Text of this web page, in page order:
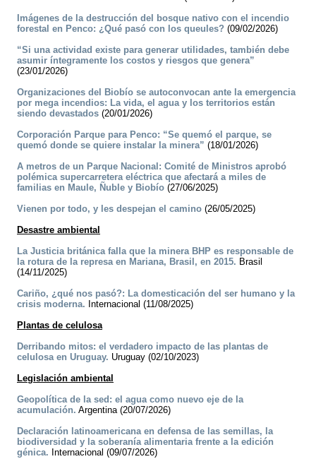
Imágenes de la destrucción del bosque nativo con el incendio
forestal en Penco: ¿Qué pasó con los queules? (09/02/2026)
“Si una actividad existe para generar utilidades, también debe
asumir íntegramente los costos y riesgos que genera”
(23/01/2026)
Organizaciones del Biobío se autoconvocan ante la emergencia
por mega incendios: La vida, el agua y los territorios están
siendo devastados (20/01/2026)
Corporación Parque para Penco: “Se quemó el parque, se
quemó donde se quiere instalar la minera” (18/01/2026)
A metros de un Parque Nacional: Comité de Ministros aprobó
polémica supercarretera eléctrica que afectará a miles de
familias en Maule, Ñuble y Biobío (27/06/2025)
Vienen por todo, y les despejan el camino (26/05/2025)
Desastre ambiental
La Justicia británica falla que la minera BHP es responsable de
la rotura de la represa en Mariana, Brasil, en 2015. Brasil
(14/11/2025)
Cariño, ¿qué nos pasó?: La domesticación del ser humano y la
crisis moderna. Internacional (11/08/2025)
Plantas de celulosa
Derribando mitos: el verdadero impacto de las plantas de
celulosa en Uruguay. Uruguay (02/10/2023)
Legislación ambiental
Geopolítica de la sed: el agua como nuevo eje de la
acumulación. Argentina (20/07/2026)
Declaración latinoamericana en defensa de las semillas, la
biodiversidad y la soberanía alimentaria frente a la edición
génica. Internacional (09/07/2026)